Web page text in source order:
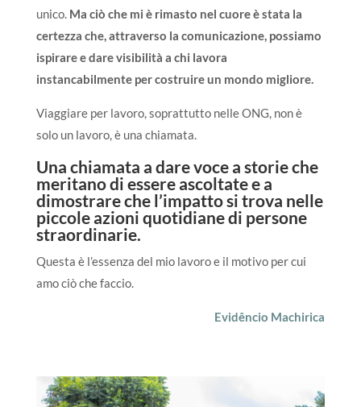
unico. Ma ciò che mi è rimasto nel cuore è stata la
certezza che, attraverso la comunicazione, possiamo
ispirare e dare visibilità a chi lavora
instancabilmente per costruire un mondo migliore.
Viaggiare per lavoro, soprattutto nelle ONG, non è
solo un lavoro, è una chiamata.
Una chiamata a dare voce a storie che
meritano di essere ascoltate e a
dimostrare che l’impatto si trova nelle
piccole azioni quotidiane di persone
straordinarie.
Questa è l’essenza del mio lavoro e il motivo per cui
amo ciò che faccio.
Evidêncio Machirica